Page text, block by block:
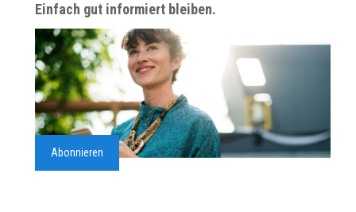
Einfach gut informiert bleiben.
Abonnieren